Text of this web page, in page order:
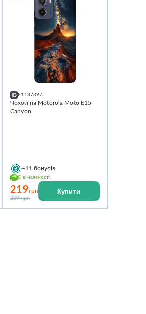
F1137397
Чохол на Motorola Moto E15
Canyon
+11 бонусів
Є в наявності
219грн
239 грн
Купити